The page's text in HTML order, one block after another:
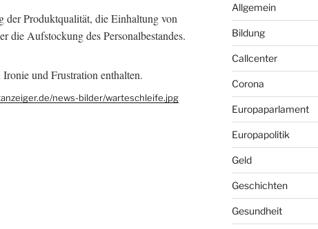
der Produktqualität, die Einhaltung von
die Aufstockung des Personalbestandes.
und Frustration enthalten.
news-bilder/warteschleife.jpg
Allgemein
Bildung
Callcenter
Corona
Europaparlament
Europapolitik
Geld
Geschichten
Gesundheit